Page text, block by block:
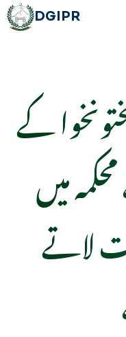
DGIPR
کے
میں
لاتے